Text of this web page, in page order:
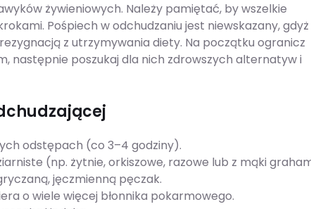
żywieniowych. Należy pamiętać, by wszelkie
Pośpiech w odchudzaniu jest niewskazany, gdyż
z utrzymywania diety. Na początku ogranicz
następnie poszukaj dla nich zdrowszych alternatyw i
odstępach (co 3–4 godziny).
(np. żytnie, orkiszowe, razowe lub z mąki
jęczmienną pęczak.
o wiele więcej błonnika pokarmowego.